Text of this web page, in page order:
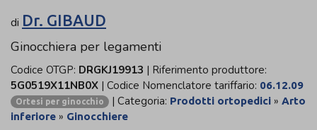
di Dr. GIBAUD
Ginocchiera per legamenti
Codice OTGP: DRGKJ19913 | Riferimento produttore:
5G0519X11NB0X | Codice Nomenclatore tariffario: 06.12.09
Ortesi per ginocchio | Categoria: Prodotti ortopedici » Arto
inferiore » Ginocchiere